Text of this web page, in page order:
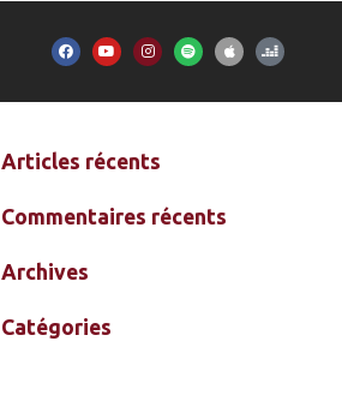
Articles récents
Commentaires récents
Archives
Catégories